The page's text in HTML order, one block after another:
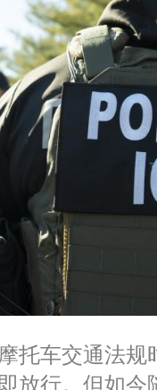
托车交通法
放行。但如